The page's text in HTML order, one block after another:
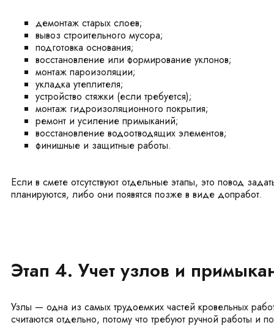
демонтаж старых слоев;
вывоз строительного мусора;
подготовка основания;
восстановление или формирование уклонов;
монтаж пароизоляции;
укладка утеплителя;
устройство стяжки (если требуется);
монтаж гидроизоляционного покрытия;
ремонт и усиление примыканий;
восстановление водоотводящих элементов;
финишные и защитные работы.
Если в смете отсутствуют отдельные этапы, это повод
планируются, либо они появятся позже в виде допработ.
Этап 4. Учет узлов и
Узлы — одна из самых трудоемких частей кровельных
считаются отдельно, потому что требуют ручной работы и